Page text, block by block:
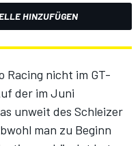
HINZUFÜGEN
Racing nicht im GT-
der im Juni
unweit des Schleizer
man zu Beginn